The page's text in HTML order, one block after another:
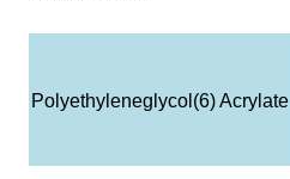
Polyethyleneglycol(6) Acrylate